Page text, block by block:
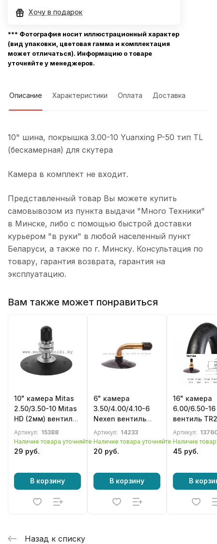
Хочу в подарок
*** Фотография носит иллюстрационный характер
(вид упаковки, цветовая гамма и комплектация
может отличаться). Информацию о товаре
уточняйте у менеджеров.
Описание Характеристики Оплата Доставка
10" шина, покрышка 3.00-10 Yuanxing P-50 тип TL
(бескамерная) для скутера
Камера в комплект не входит.
Представленный товар Вы можете купить
самовывозом из пункта выдачи "Много Техники"
в Минске, либо с помощью быстрой доставки
курьером "в руки" в любой населенный пункт
Беларуси, а также по г. Минску. Консультация по
товару, гарантия возврата, гарантия на
эксплуатацию.
Вам также может понравиться
10" камера Mitas
2.50/3.50-10 Mitas
HD (2мм) вентиль
TR4
Артикул: 15388
Наличие товара уточняйте
29 руб.
В корзину
6" камера
3.50/4.00/4.10-6
Nexen вентиль
TR87
Артикул: 14233
Наличие товара уточняйте
20 руб.
В корзину
16" камера
6.00/6.50-
вентиль
для
Артикул:
Наличие
45 руб.
В
Назад к списку